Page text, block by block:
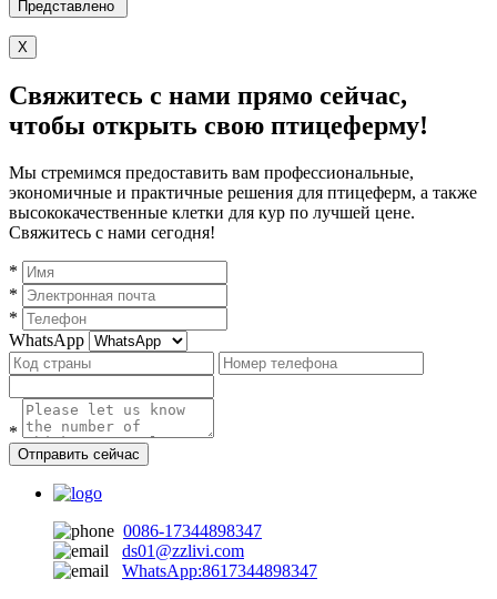
X
Свяжитесь с нами прямо сейчас,
чтобы открыть свою птицеферму!
Мы стремимся предоставить вам профессиональные,
экономичные и практичные решения для птицеферм, а также
высококачественные клетки для кур по лучшей цене.
Свяжитесь с нами сегодня!
*
*
*
WhatsApp
*
Отправить сейчас
0086-17344898347
ds01@zzlivi.com
WhatsApp:8617344898347